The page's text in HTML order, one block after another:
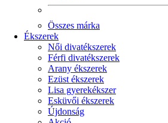
Összes márka
Ékszerek
Női divatékszerek
Férfi divatékszerek
Arany ékszerek
Ezüst ékszerek
Lisa gyerekékszer
Esküvői ékszerek
Újdonság